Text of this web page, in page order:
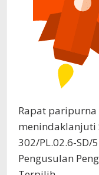
Rapat
menindaklanjuti
302/PL.02.6-SD/
Pengusulan